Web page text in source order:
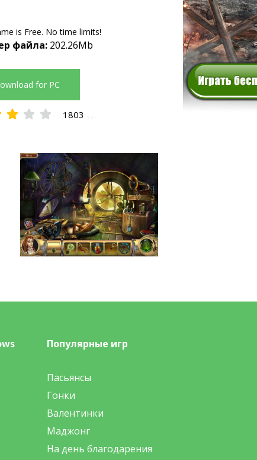
is Free. No time limits!
файла: 202.26Mb
for PC
1803
Популярные игр
Пасьянсы
Гонки
Валентинки
Маджонг
На день благодарения